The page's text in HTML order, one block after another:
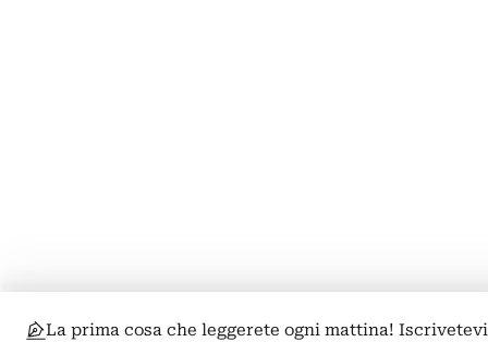
La prima cosa che leggerete ogni mattina! Iscrivetevi